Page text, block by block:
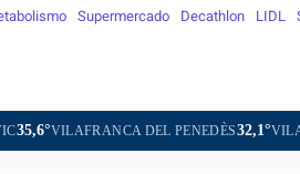
Supermercado Decathlon LIDL
DEL PENEDÈS32,1°VILANOVA I LA